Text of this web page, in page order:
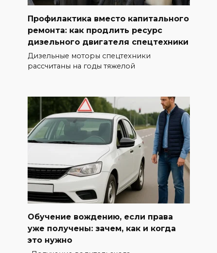
Профилактика вместо капитального
ремонта: как продлить ресурс
дизельного двигателя спецтехники
Дизельные моторы спецтехники
рассчитаны на годы тяжелой
Обучение вождению, если права
уже получены: зачем, как и когда
это нужно